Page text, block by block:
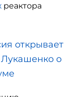
реактора
открывает
о